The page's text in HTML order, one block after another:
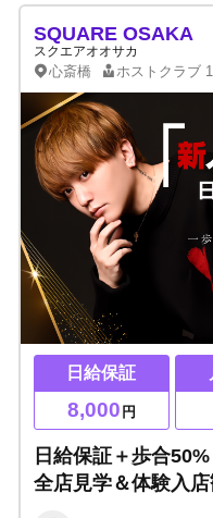
SQUARE OSAKA
スクエアオオサカ
心斎橋 ホストクラブ
日給保証
8,000 円
日給保証＋歩合
全店見学＆体験入